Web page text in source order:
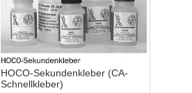
HOCO-Sekundenkleber (CA-
Schnellkleber)